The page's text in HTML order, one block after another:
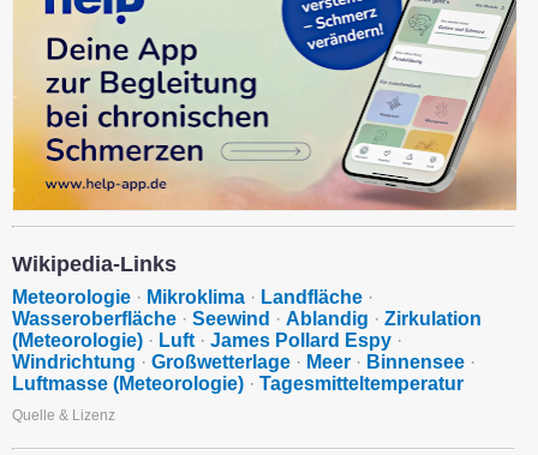
Wikipedia-Links
Meteorologie · Mikroklima · Landfläche ·
Wasseroberfläche · Seewind · Ablandig · Zirkulation
(Meteorologie) · Luft · James Pollard Espy ·
Windrichtung · Großwetterlage · Meer · Binnensee ·
Luftmasse (Meteorologie) · Tagesmitteltemperatur
Quelle & Lizenz